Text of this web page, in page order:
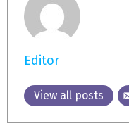
Editor
View all posts